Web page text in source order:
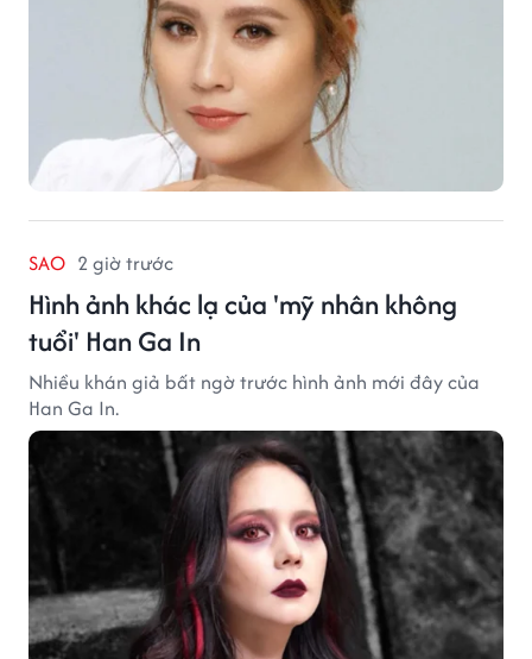
SAO 2 giờ trước
Hình ảnh khác lạ của 'mỹ nhân không
tuổi' Han Ga In
Nhiều khán giả bất ngờ trước hình ảnh mới đây của
Han Ga In.